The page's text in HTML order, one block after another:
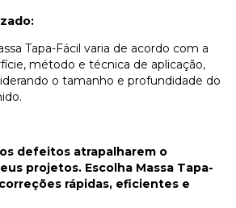
Tapa-Fácil varia de acordo com a
método e técnica de aplicação,
o tamanho e profundidade do
defeitos atrapalharem o
projetos. Escolha Massa Tapa-
rápidas, eficientes e